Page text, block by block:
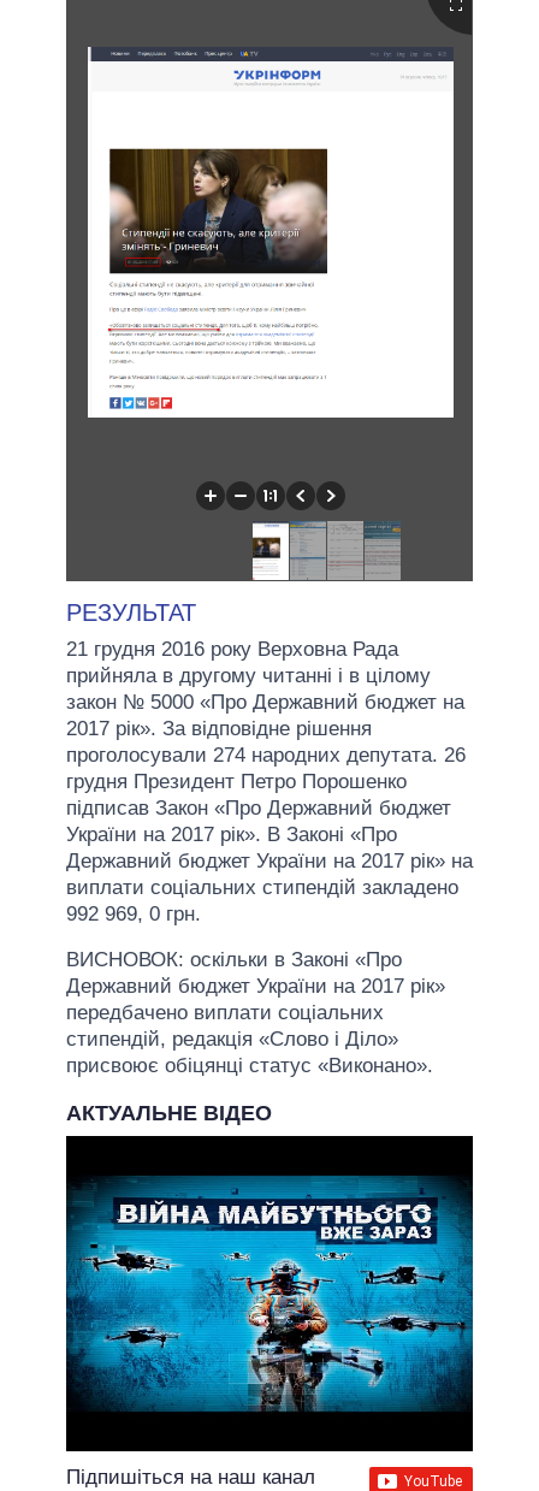
РЕЗУЛЬТАТ
21 грудня 2016 року Верховна Рада
прийняла в другому читанні і в цілому
закон № 5000 «Про Державний бюджет на
2017 рік». За відповідне рішення
проголосували 274 народних депутата. 26
грудня Президент Петро Порошенко
підписав Закон «Про Державний бюджет
України на 2017 рік». В Законі «Про
Державний бюджет України на 2017 рік» на
виплати соціальних стипендій закладено
992 969, 0 грн.
ВИСНОВОК: оскільки в Законі «Про
Державний бюджет України на 2017 рік»
передбачено виплати соціальних
стипендій, редакція «Слово і Діло»
присвоює обіцянці статус «Виконано».
АКТУАЛЬНЕ ВІДЕО
Підпишіться на наш канал